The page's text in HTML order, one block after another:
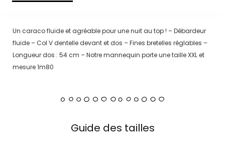
Un caraco fluide et agréable pour une nuit au top ! – Débardeur
fluide – Col V dentelle devant et dos – Fines bretelles réglables –
Longueur dos : 54 cm – Notre mannequin porte une taille XXL et
mesure 1m80
Guide des tailles